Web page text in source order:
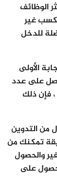
أكثر الوظائف
غير
للدخل
الأولى
على عدد
فإن ذلك
من التدوين
تمكنك من
والحصول
على